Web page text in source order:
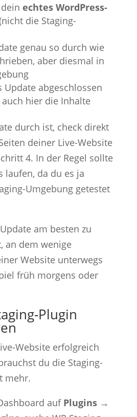
echtes WordPress-
die Staging-
genau so durch wie
aber diesmal in
Update abgeschlossen
hier die Inhalte
durch ist, check direkt
deiner Live-Website
4. In der Regel sollte
laufen, da du es ja
Umgebung getestet
am besten zu
an dem wenige
Website unterwegs
früh morgens oder
Plugin
Website erfolgreich
du die Staging-
mehr.
auf Plugins →